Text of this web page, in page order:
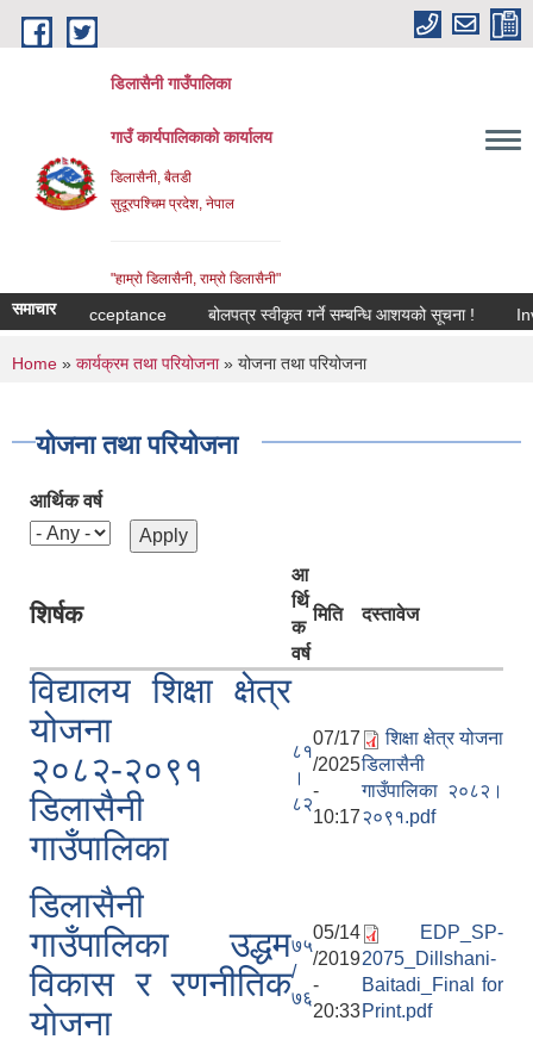
Skip to main content
डिलासैनी गाउँपालिका
गाउँ कार्यपालिकाको कार्यालय
डिलासैनी, बैतडी
सुदूरपश्चिम प्रदेश, नेपाल
"हाम्राे डिलासैनी, राम्राे डिलासैनी"
समाचार
of acceptance बोलपत्र स्वीकृत गर्ने सम्बन्धि आशयको सूचना !
You are here
Home » कार्यक्रम तथा परियोजना» योजना तथा परियोजना
योजना तथा परियोजना
आर्थिक वर्ष
शिर्षक
आ
र्थि
क
वर्ष
मिति दस्तावेज
विद्यालय शिक्षा क्षेत्र
योजना
२०८२-२०९१
डिलासैनी
गाउँपालिका
८१
।
८२
07/17
/2025
-
10:17
शिक्षा क्षेत्र योजना
डिलासैनी
गाउँपालिका २०८२।
२०९१.pdf
डिलासैनी
गाउँपालिका उद्धम
विकास र रणनीतिक
याेजना
७५
/
७६
05/14
/2019
-
20:33
EDP_SP-
2075_Dillshani-
Baitadi_Final for
Print.pdf